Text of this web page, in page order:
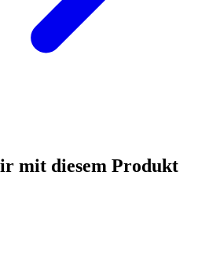
mit diesem Produkt